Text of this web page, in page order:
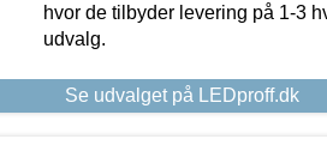
hvor de tilbyder levering på 1-3
udvalg.
Se udvalget på LEDproff.dk